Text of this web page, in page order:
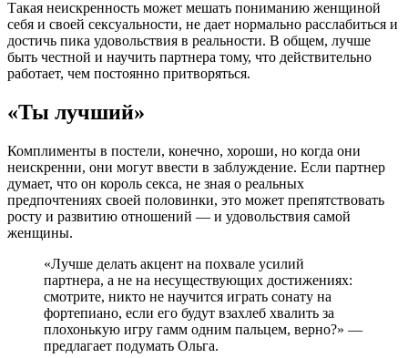
Такая неискренность может мешать пониманию женщиной
себя и своей сексуальности, не дает нормально расслабиться и
достичь пика удовольствия в реальности. В общем, лучше
быть честной и научить партнера тому, что действительно
работает, чем постоянно притворяться.
«Ты лучший»
Комплименты в постели, конечно, хороши, но когда они
неискренни, они могут ввести в заблуждение. Если партнер
думает, что он король секса, не зная о реальных
предпочтениях своей половинки, это может препятствовать
росту и развитию отношений — и удовольствия самой
женщины.
«Лучше делать акцент на похвале усилий
партнера, а не на несуществующих достижениях:
смотрите, никто не научится играть сонату на
фортепиано, если его будут взахлеб хвалить за
плохонькую игру гамм одним пальцем, верно?» —
предлагает подумать Ольга.